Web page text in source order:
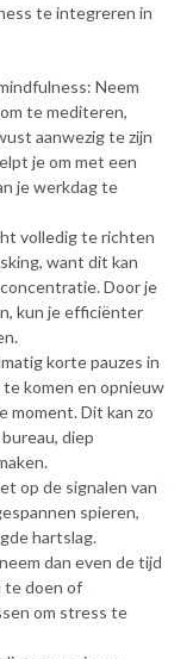
te integreren in
Neem
te mediteren,
aanwezig te zijn
je om met een
je werkdag te
volledig te richten
want dit kan
Door je
kun je efficiënter
korte pauzes in
komen en opnieuw
moment. Dit kan zo
diep
op de signalen van
spieren,
hartslag.
dan even de tijd
te doen of
om stress te